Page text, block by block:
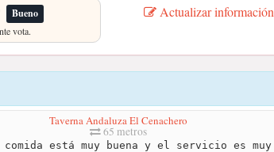
Bueno
vota.
Actualizar información
Taverna Andaluza El Cenachero
65 metros
comida está muy buena y el servicio es muy